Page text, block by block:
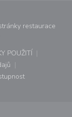
restaurace
se v novém
POUŽITÍ
((otevře se v novém
novém okně))
okně))
((otevře se v novém